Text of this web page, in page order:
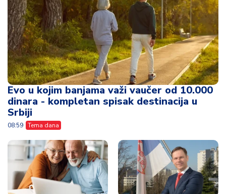
Evo u kojim banjama važi vaučer od 10.000
dinara - kompletan spisak destinacija u
Srbiji
08:59 Tema dana